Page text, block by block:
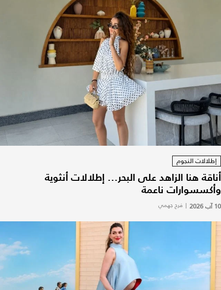
إطلالات النجوم
أناقة هنا الزاهد على البحر... إطلالات أنثوية
وأكسسوارات ناعمة
10 آب 2026 | فرح جهمي